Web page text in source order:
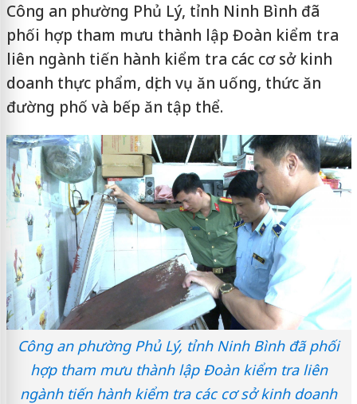
Công an phường Phủ Lý, tỉnh Ninh Bình đã
phối hợp tham mưu thành lập Đoàn kiểm tra
liên ngành tiến hành kiểm tra các cơ sở kinh
doanh thực phẩm, dịch vụ ăn uống, thức ăn
đường phố và bếp ăn tập thể.
Công an phường Phủ Lý, tỉnh Ninh Bình đã phối
hợp tham mưu thành lập Đoàn kiểm tra liên
ngành tiến hành kiểm tra các cơ sở kinh doanh